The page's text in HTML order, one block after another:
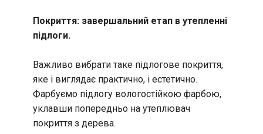
Покриття: завершальний етап в утепленні
підлоги.
Важливо вибрати таке підлогове покриття,
яке і виглядає практично, і естетично.
Фарбуємо підлогу вологостійкою фарбою,
уклавши попередньо на утеплювач
покриття з дерева.